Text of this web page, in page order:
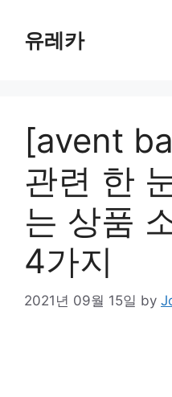
content유레카
[avent
관련 한
는 상품
4가지
2021년 09월 15일 by